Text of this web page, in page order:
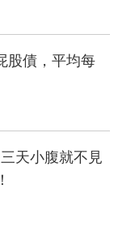
股債，平均每
天小腹就不見